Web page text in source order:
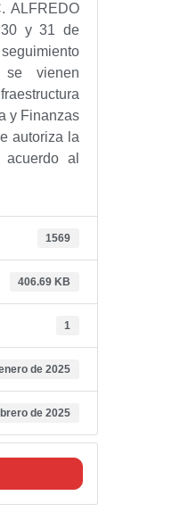
ALFREDO
30 y 31 de
vienen
y Finanzas
autoriza la
al
1569
406.69 KB
1
de 2025
de 2025